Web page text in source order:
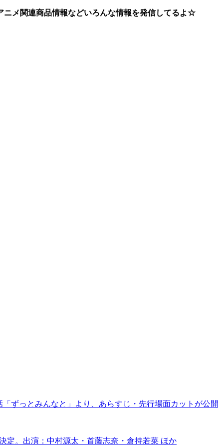
メ関連商品情報などいろんな情報を発信してるよ☆
ずっとみんなと」より、あらすじ・先行場面カットが公開
定。出演：中村源太・首藤志奈・倉持若菜 ほか